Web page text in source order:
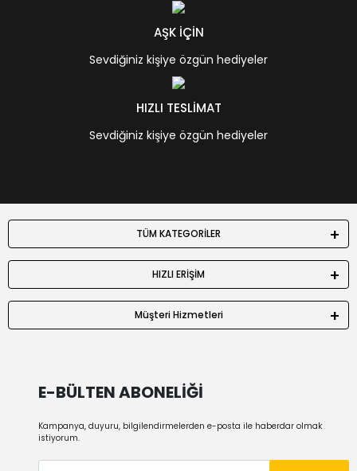
AŞK İÇİN
Sevdiğiniz kişiye özgün hediyeler
HIZLI TESLİMAT
Sevdiğiniz kişiye özgün hediyeler
TÜM KATEGORİLER
HIZLI ERİŞİM
Müşteri Hizmetleri
E-BÜLTEN ABONELİĞİ
Kampanya, duyuru, bilgilendirmelerden e-posta ile haberdar olmak
istiyorum.